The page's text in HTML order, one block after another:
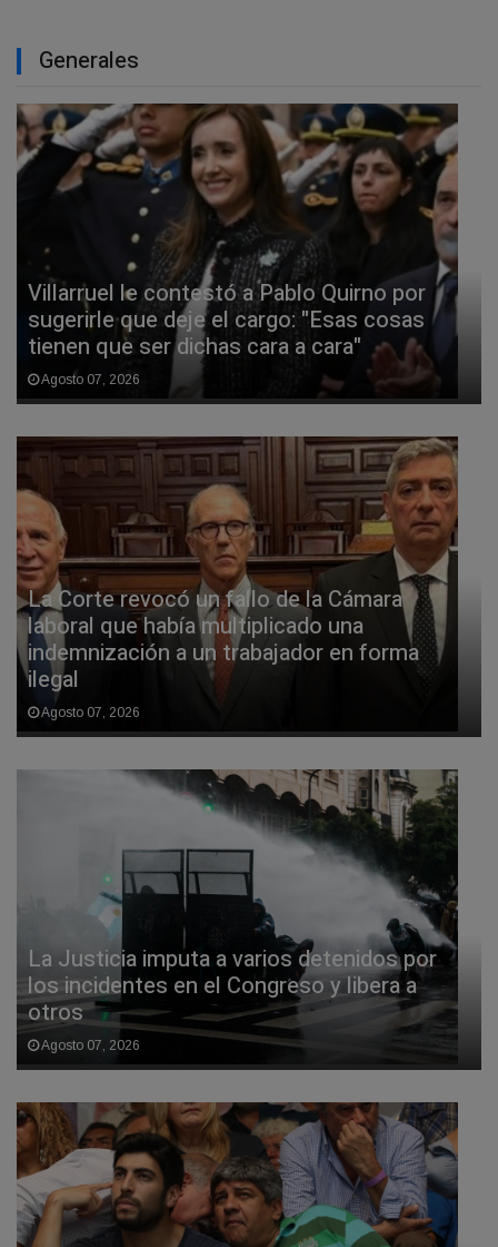
Generales
Villarruel le contestó a Pablo Quirno por
sugerirle que deje el cargo: "Esas cosas
tienen que ser dichas cara a cara"
Agosto 07, 2026
La Corte revocó un fallo de la Cámara
laboral que había multiplicado una
indemnización a un trabajador en forma
ilegal
Agosto 07, 2026
La Justicia imputa a varios detenidos por
los incidentes en el Congreso y libera a
otros
Agosto 07, 2026